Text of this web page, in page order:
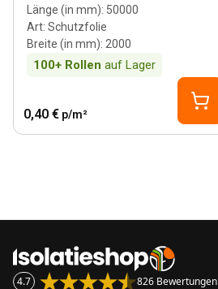
Länge (in mm): 50000
Art: Schutzfolie
Breite (in mm): 2000
100+ Rollen auf Lager
0,40 € p/m²
4.7 826 Bewertungen